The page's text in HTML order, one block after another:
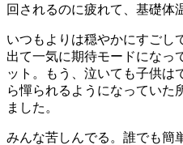
回されるのに疲れて、基礎体
いつもよりは穏やかにすごし
出て一気に期待モードになっ
ット。もう、泣いても子供は
ら憚られるようになっていた
ました。
みんな苦しんでる。誰でも簡